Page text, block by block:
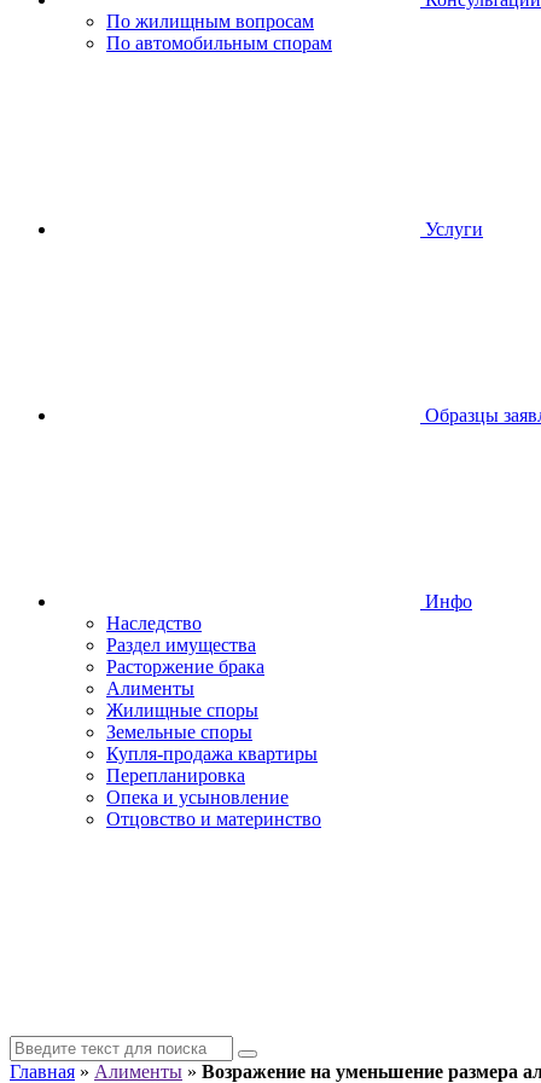
По жилищным вопросам
По автомобильным спорам
Услуги
Образцы
Инфо
Наследство
Раздел имущества
Расторжение брака
Алименты
Жилищные споры
Земельные споры
Купля-продажа квартиры
Перепланировка
Опека и усыновление
Отцовство и материнство
Главная » Алименты » Возражение на уменьшение размера